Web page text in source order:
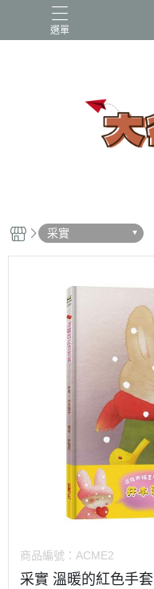
選單
小牛頓科學讚 百科
采實
商品編號： ACME2
采實 溫暖的紅色手套